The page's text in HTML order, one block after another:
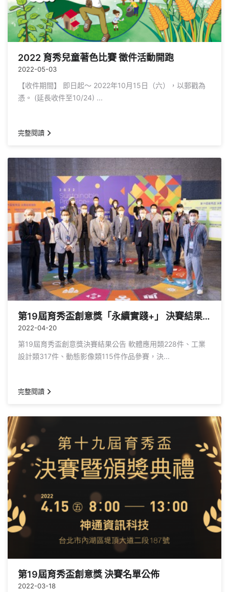
2022 育秀兒童著色比賽 徵件活動開跑
2022-05-03
【收件期間】 即日起～ 2022年10月15日（六），以郵戳為
憑。 (延長收件至10/24) ...
完整閱讀
第19屆育秀盃創意獎「永續實踐+」 決賽結果公告
2022-04-20
第19屆育秀盃創意獎決賽結果公告 軟體應用類228件、工業
設計類317件、動態影像類115件作品參賽，決...
完整閱讀
第19屆育秀盃創意獎 決賽名單公佈
2022-03-18